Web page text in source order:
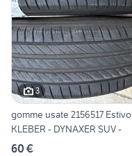
3
gomme usate 2156517 Estivo
KLEBER - DYNAXER SUV -
60 €